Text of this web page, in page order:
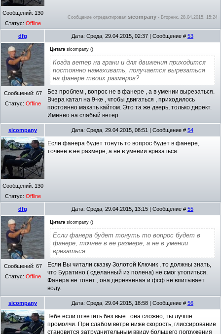
Сообщений: 130
Статус: Offline
Сообщение отредактировал sicompany - Вторник, 28.04.2015, 15:24
dfg Дата: Среда, 29.04.2015, 02:37 | Сообщение # 53
Сообщений: 67
Статус: Offline
Цитата sicompany ()
Когда ветер на грани и для движения приходится
постоянно намахивать, получается вырезаться
на фанере твоих размеров?
Без проблем , вопрос не в фанере , а в умении вырезаться.
Вчера катал на 9-ке , чтобы двигаться , приходилось
постоянно махать кайтом. Это та же дверь, только директ.
Именно на слабый ветер.
sicompany Дата: Среда, 29.04.2015, 08:51 | Сообщение # 54
Сообщений: 130
Статус: Offline
Если фанера будет тонуть то вопрос будет в фанере,
точнее в ее размере, а не в умении врезаться.
dfg Дата: Среда, 29.04.2015, 13:15 | Сообщение # 55
Сообщений: 67
Статус: Offline
Цитата sicompany ()
Если фанера будет тонуть то вопрос будет в
фанере, точнее в ее размере, а не в умении
врезаться.
Если Вы читали сказку Золотой Ключик , то должны знать,
что Буратино ( сделанный из полена) не смог утопиться.
Фанера не тонет , она деревянная и фсф не впитывает
воду.
sicompany Дата: Среда, 29.04.2015, 18:58 | Сообщение # 56
Тебе если ответить без вые. .она сложно, ты лучше
промолчи. При слабом ветре ниже скорость, глиссирование
становится затруднительным ввиду большего погружения